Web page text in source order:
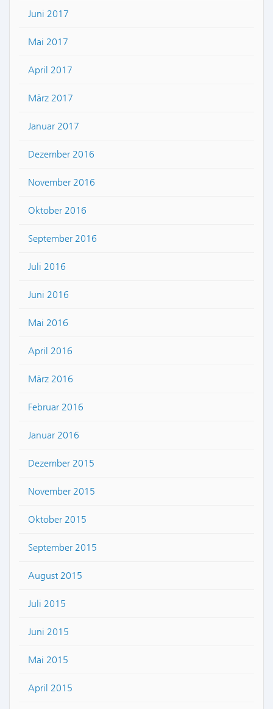
Juni 2017
Mai 2017
April 2017
März 2017
Januar 2017
Dezember 2016
November 2016
Oktober 2016
September 2016
Juli 2016
Juni 2016
Mai 2016
April 2016
März 2016
Februar 2016
Januar 2016
Dezember 2015
November 2015
Oktober 2015
September 2015
August 2015
Juli 2015
Juni 2015
Mai 2015
April 2015